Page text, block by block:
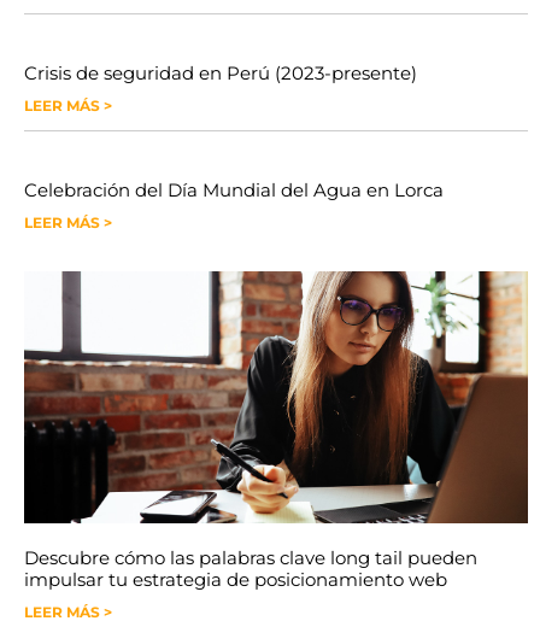
Crisis de seguridad en Perú (2023-presente)
LEER MÁS >
Celebración del Día Mundial del Agua en Lorca
LEER MÁS >
Descubre cómo las palabras clave long tail pueden
impulsar tu estrategia de posicionamiento web
LEER MÁS >